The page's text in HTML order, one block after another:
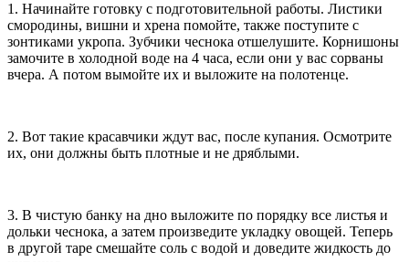
1. Начинайте готовку с подготовительной работы. Листики
смородины, вишни и хрена помойте, также поступите с
зонтиками укропа. Зубчики чеснока отшелушите. Корнишоны
замочите в холодной воде на 4 часа, если они у вас сорваны
вчера. А потом вымойте их и выложите на полотенце.
2. Вот такие красавчики ждут вас, после купания. Осмотрите
их, они должны быть плотные и не дряблыми.
3. В чистую банку на дно выложите по порядку все листья и
дольки чеснока, а затем произведите укладку овощей. Теперь
в другой таре смешайте соль с водой и доведите жидкость до